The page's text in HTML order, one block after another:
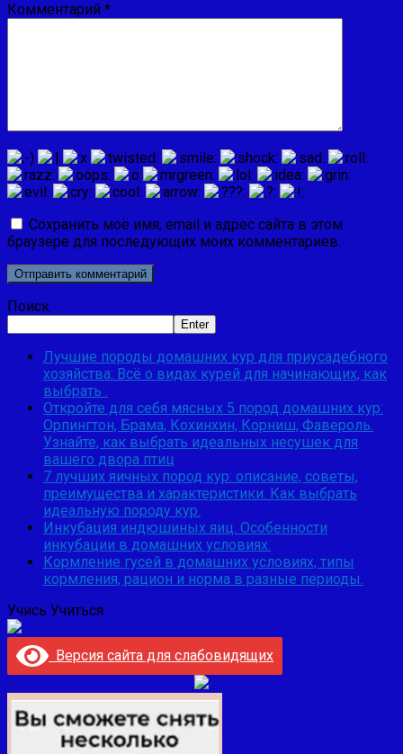
Комментарий *
Сохранить моё имя, email и адрес сайта в этом
браузере для последующих моих комментариев.
Поиск
Enter
Лучшие породы домашних кур для приусадебного
хозяйства: Всё о видах курей для начинающих, как
выбрать .
Откройте для себя мясных 5 пород домашних кур:
Орпингтон, Брама, Кохинхин, Корниш, Фавероль.
Узнайте, как выбрать идеальных несушек для
вашего двора птиц
7 лучших яичных пород кур: описание, советы,
преимущества и характеристики. Как выбрать
идеальную породу кур.
Инкубация индюшиных яиц. Особенности
инкубации в домашних условиях.
Кормление гусей в домашних условиях, типы
кормления, рацион и норма в разные периоды.
Учись Учиться
Версия сайта для слабовидящих